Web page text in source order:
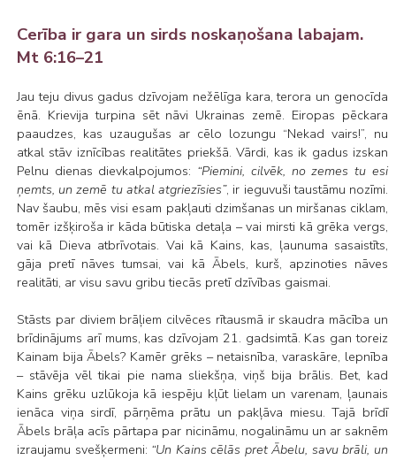
Cerība ir gara un sirds noskaņošana labajam.
Mt 6:16–21
Jau teju divus gadus dzīvojam nežēlīga kara, terora un genocīda
ēnā. Krievija turpina sēt nāvi Ukrainas zemē. Eiropas pēckara
paaudzes, kas uzaugušas ar cēlo lozungu “Nekad vairs!”, nu
atkal stāv iznīcības realitātes priekšā. Vārdi, kas ik gadus izskan
Pelnu dienas dievkalpojumos: “Piemini, cilvēk, no zemes tu esi
ņemts, un zemē tu atkal atgriezīsies”, ir ieguvuši taustāmu nozīmi.
Nav šaubu, mēs visi esam pakļauti dzimšanas un miršanas ciklam,
tomēr izšķiroša ir kāda būtiska detaļa – vai mirsti kā grēka vergs,
vai kā Dieva atbrīvotais. Vai kā Kains, kas, ļaunuma sasaistīts,
gāja pretī nāves tumsai, vai kā Ābels, kurš, apzinoties nāves
realitāti, ar visu savu gribu tiecās pretī dzīvības gaismai.
Stāsts par diviem brāļiem cilvēces rītausmā ir skaudra mācība un
brīdinājums arī mums, kas dzīvojam 21. gadsimtā. Kas gan toreiz
Kainam bija Ābels? Kamēr grēks – netaisnība, varaskāre, lepnība
– stāvēja vēl tikai pie nama sliekšņa, viņš bija brālis. Bet, kad
Kains grēku uzlūkoja kā iespēju kļūt lielam un varenam, ļaunais
ienāca viņa sirdī, pārņēma prātu un pakļāva miesu. Tajā brīdī
Ābels brāļa acīs pārtapa par nicināmu, nogalināmu un ar saknēm
izraujamu svešķermeni: “Un Kains cēlās pret Ābelu, savu brāli, un